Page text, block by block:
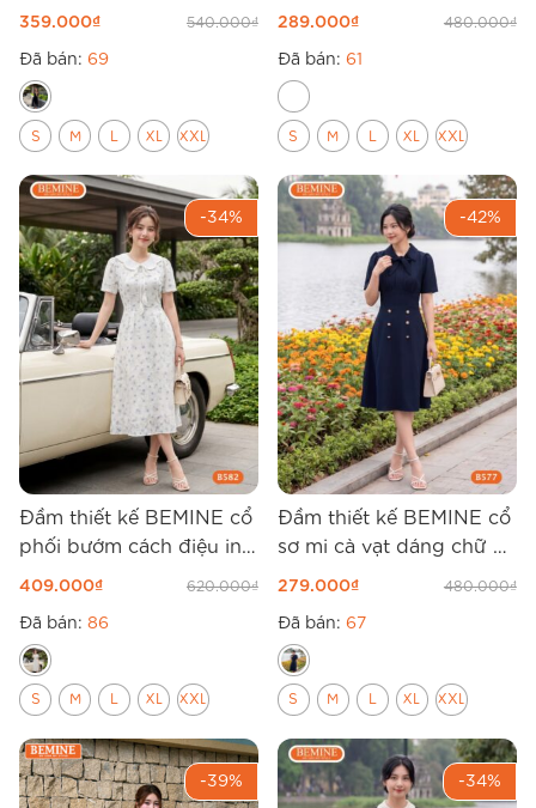
A B598
359.000₫ 540.000₫
Đã bán: 69
S M L XL XXL
B589
289.000₫ 480.000₫
Đã bán: 61
S M L XL XXL
-34%
Đầm thiết kế BEMINE cổ
phối bướm cách điệu in
hoa dáng chữ A B582
409.000₫ 620.000₫
Đã bán: 86
S M L XL XXL
-42%
Đầm thiết kế BEMINE cổ
sơ mi cà vạt dáng chữ A
B577
279.000₫ 480.000₫
Đã bán: 67
S M L XL XXL
-39% -34%